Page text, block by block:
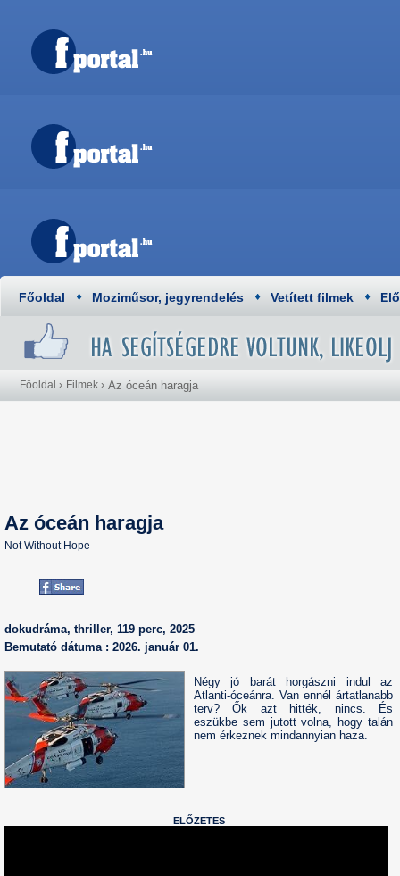
Főoldal Moziműsor, jegyrendelés Vetített filmek
Főoldal › Filmek › Az óceán haragja
Az óceán haragja
Not Without Hope
dokudráma, thriller, 119 perc, 2025
Bemutató dátuma : 2026. január 01.
Négy jó barát horgászni indul az
Atlanti-óceánra. Van ennél ártatlanabb
terv? Ők azt hitték, nincs. És
eszükbe sem jutott volna, hogy talán
nem érkeznek mindannyian haza.
ELŐZETES